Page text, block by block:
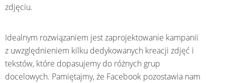
zdjęciu.
Idealnym rozwiązaniem jest zaprojektowanie kampanii
z uwzględnieniem kilku dedykowanych kreacji zdjęć i
tekstów, które dopasujemy do różnych grup
docelowych. Pamiętajmy, że Facebook pozostawia nam